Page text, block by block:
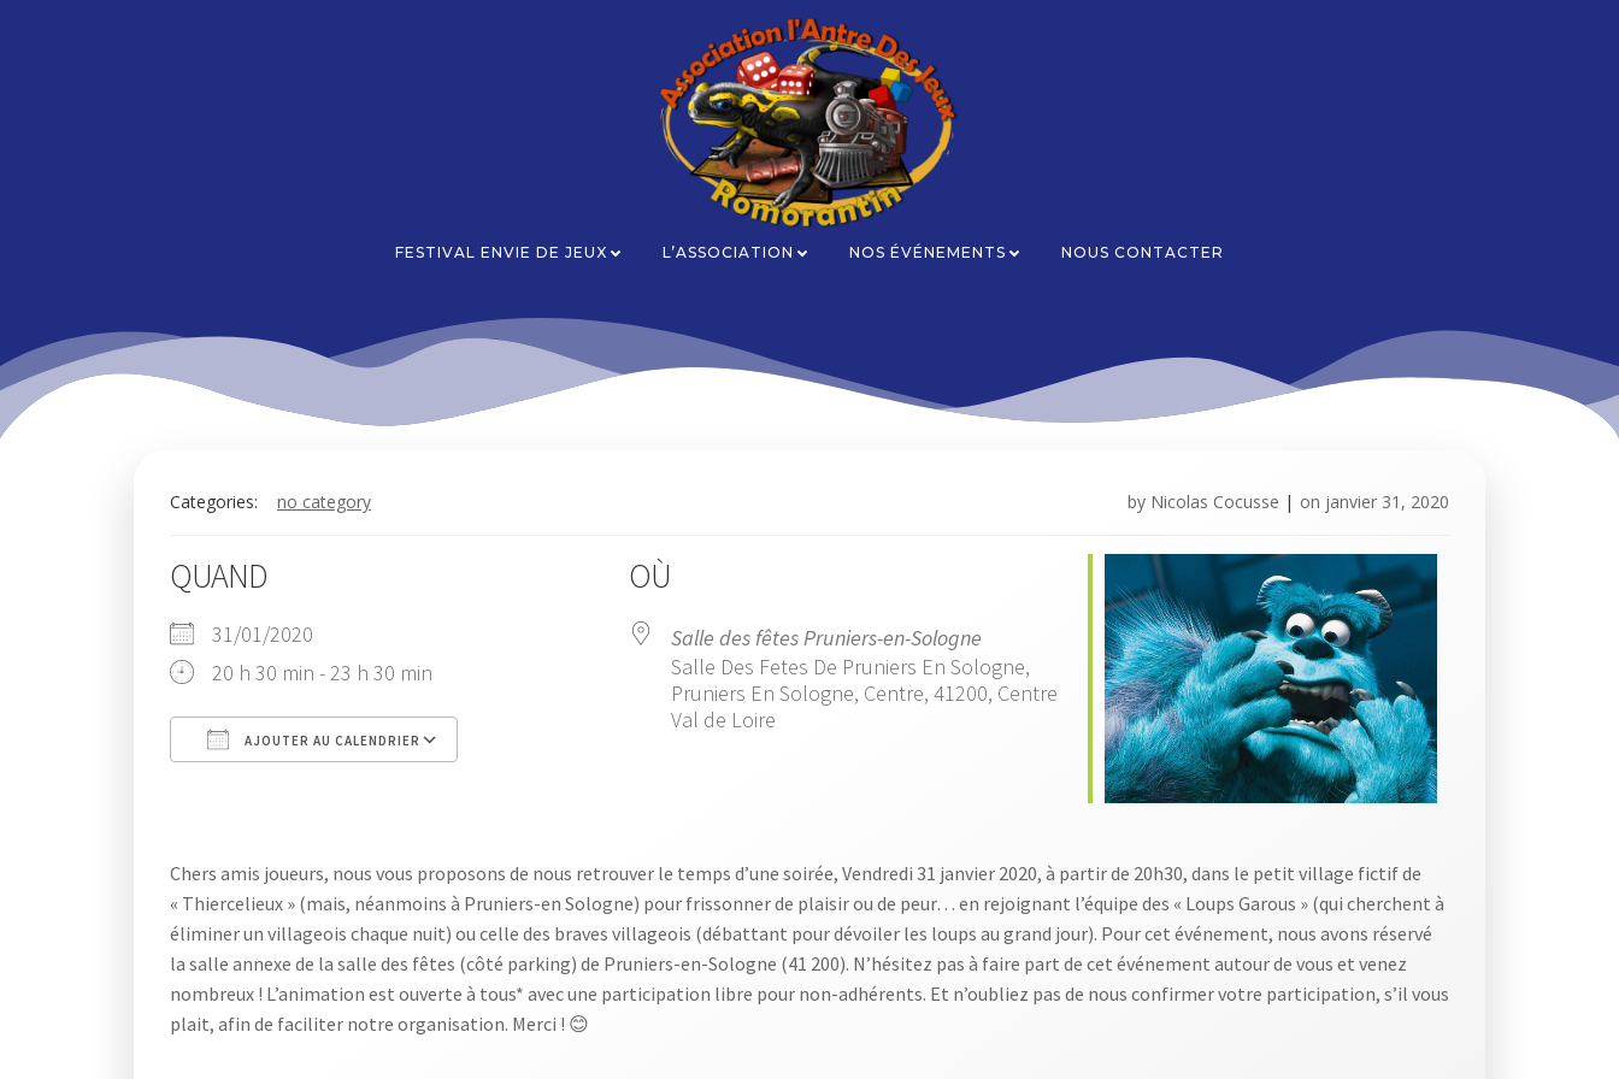
FESTIVAL ENVIE DE JEUX L’ASSOCIATION NOS ÉVÉNEMENTS NOUS CONTACTER
Categories: no category by Nicolas Cocusse | on janvier 31, 2020
QUAND
31/01/2020
20 h 30 min - 23 h 30 min
AJOUTER AU CALENDRIER
Office 365 Outlook Live
OÙ
Salle des fêtes Pruniers-en-Sologne
Salle Des Fetes De Pruniers En Sologne,
Pruniers En Sologne, Centre, 41200, Centre
Val de Loire
Chers amis joueurs, nous vous proposons de nous retrouver le temps d’une soirée, Vendredi 31 janvier 2020, à partir de 20h30, dans le petit village fictif de
« Thiercelieux » (mais, néanmoins à Pruniers-en Sologne) pour frissonner de plaisir ou de peur… en rejoignant l’équipe des « Loups Garous » (qui cherchent à
éliminer un villageois chaque nuit) ou celle des braves villageois (débattant pour dévoiler les loups au grand jour). Pour cet événement, nous avons réservé
la salle annexe de la salle des fêtes (côté parking) de Pruniers-en-Sologne (41 200). N’hésitez pas à faire part de cet événement autour de vous et venez
nombreux ! L’animation est ouverte à tous* avec une participation libre pour non-adhérents. Et n’oubliez pas de nous confirmer votre participation, s’il vous
plait, afin de faciliter notre organisation. Merci ! 😊